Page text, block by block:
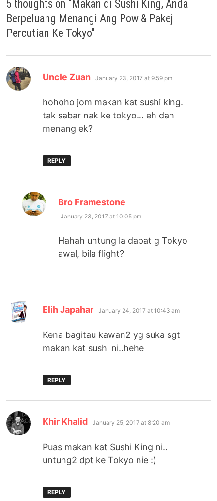
5 thoughts on “Makan di Sushi King, Anda
Berpeluang Menangi Ang Pow & Pakej
Percutian Ke Tokyo”
Uncle Zuan says:
January 23, 2017 at 9:59 pm
hohoho jom makan kat sushi king.
tak sabar nak ke tokyo… eh dah
menang ek?
REPLY
Bro Framestone
January 23, 2017 at 10:05 pm
Hahah untung la dapat g Tokyo
awal, bila flight?
Elih Japahar says:
January 24, 2017 at 10:43 am
Kena bagitau kawan2 yg suka sgt
makan kat sushi ni..hehe
REPLY
Khir Khalid says:
January 25, 2017 at 8:20 am
Puas makan kat Sushi King ni..
untung2 dpt ke Tokyo nie :)
REPLY